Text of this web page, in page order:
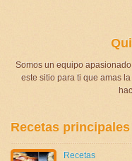
Somos un equipo
este sitio para ti que amas
Recetas principales
Recetas